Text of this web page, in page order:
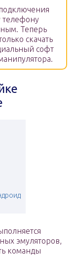
телефону
Теперь
скачать
софт
эмуляторов,
команды